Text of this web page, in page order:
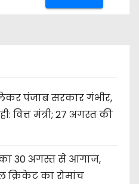
पंजाब सरकार गंभीर,
वित्त मंत्री; 27 अगस्त की
30 अगस्त से आगाज,
क्रिकेट का रोमांच